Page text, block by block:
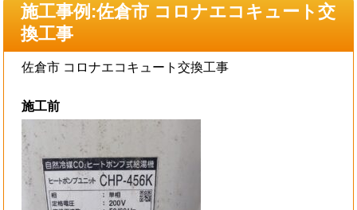
施工事例:佐倉市 コロナエコキュート交
換工事
佐倉市 コロナエコキュート交換工事
施工前